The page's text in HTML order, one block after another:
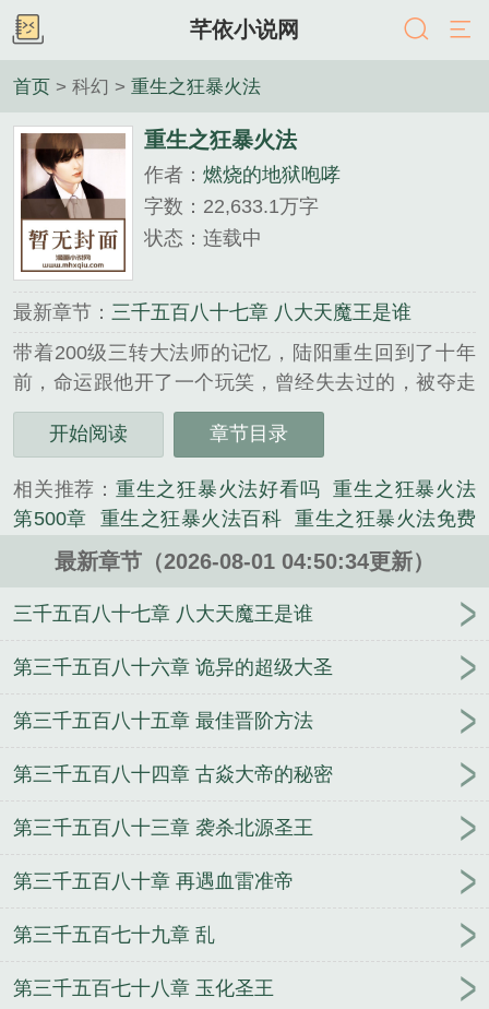
芊依小说网
首页 > 科幻 > 重生之狂暴火法
重生之狂暴火法
作者： 燃烧的地狱咆哮
字数：22,633.1万字
状态：连载中
最新章节： 三千五百八十七章 八大天魔王是谁
带着200级三转大法师的记忆，陆阳重生回到了十年
前，命运跟他开了一个玩笑，曾经失去过的，被夺走
的，他都要重新拿回来。游戏中的赚钱技巧、副本攻
略、传奇任务、装备出处、图纸秘方、战斗技巧他全
国、焚尽天下，开启一段火神的传奇！...
《重生之狂暴火法》是燃烧的地狱咆哮精心创作的科
幻类小说。
开始阅读 章节目录
相关推荐： 重生之狂暴火法好看吗
重生之狂暴火法
第500章
重生之狂暴火法百科 重生之狂暴火法免费
阅读全文 重生之狂暴火法女主角是谁
重生之狂暴火
法笔趣阁
重生之狂暴火法txt八零 全章免费阅读
生之狂暴火法男主几个老婆 重生之狂暴火法无弹窗
重生之狂暴火法主角老婆 重生之狂暴火法女主几个
生之狂暴火法全文阅读 重生之狂暴火法TXT
重生之
吗 重回末世，从抛弃白眼狼全家开始
大唐腾飞之
路
和离第五年，新帝求我回到他身边
霓虹下的旧手
机
高手下山：迎娶恶劣未婚妻
外卖小
哥奇遇保时捷女 权力巅峰：SSSS级村书记！
协议
恋你的盛夏 江少矜持点，夫人满级回归开挂了
我未
就要躺着数钱 飞机失事，全家都在陪假千金过生日
最新章节（2026-08-01 04:50:34更新）
三千五百八十七章 八大天魔王是谁
第三千五百八十六章 诡异的超级大圣
第三千五百八十五章 最佳晋阶方法
第三千五百八十四章 古焱大帝的秘密
第三千五百八十三章 袭杀北源圣王
第三千五百八十章 再遇血雷准帝
第三千五百七十九章 乱
第三千五百七十八章 玉化圣王